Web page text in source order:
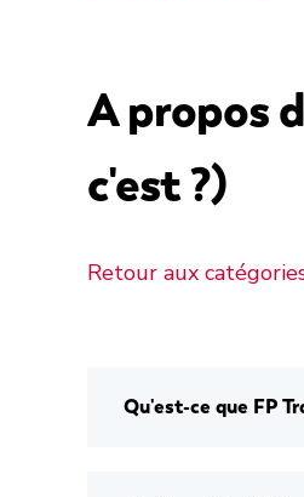
A propos
c'est ?)
Retour aux
Qu'est-ce que FP